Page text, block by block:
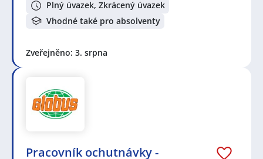
Plný úvazek, Zkrácený úvazek
Vhodné také pro absolventy
Zveřejněno: 3. srpna
Pracovník ochutnávky -